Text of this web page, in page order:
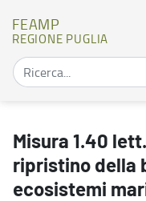
FEAMP
REGIONE PUGLIA
Misura 1.40
ripristino della
ecosistemi